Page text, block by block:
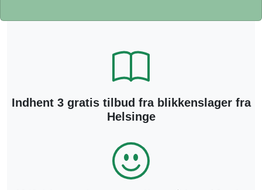
Indhent 3 gratis tilbud fra blikkenslager fra
Helsinge